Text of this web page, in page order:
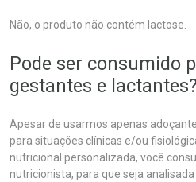
Não, o produto não contém lactose.
Pode ser consumido
gestantes e lactantes?
Apesar de usarmos apenas
para situações clínicas e/ou
nutricional personalizada, você
nutricionista, para que seja